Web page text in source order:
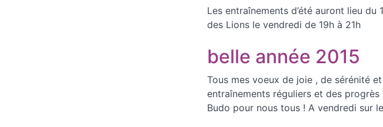
Les entraînements d’été auront lieu
des Lions le vendredi de 19h à 21h
belle année 2015
Tous mes voeux de joie , de sérénité
entraînements réguliers et des
Budo pour nous tous ! A vendredi sur